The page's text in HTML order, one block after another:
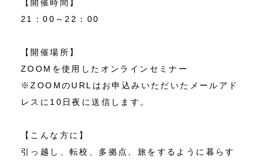
【開催時間】
21：00～22：00
【開催場所】
ZOOMを使用したオンラインセミナー
※ZOOMのURLはお申込みいただいたメールアド
レスに10日夜に送信します。
【こんな方に】
引っ越し、転校、多拠点、旅をするように暮らす